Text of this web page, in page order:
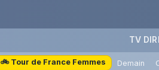
TV
🚲 Tour de France Femmes Demain